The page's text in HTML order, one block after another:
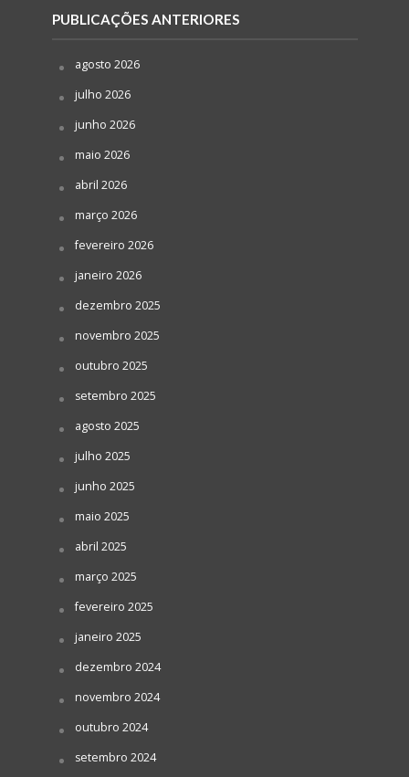
PUBLICAÇÕES ANTERIORES
agosto 2026
julho 2026
junho 2026
maio 2026
abril 2026
março 2026
fevereiro 2026
janeiro 2026
dezembro 2025
novembro 2025
outubro 2025
setembro 2025
agosto 2025
julho 2025
junho 2025
maio 2025
abril 2025
março 2025
fevereiro 2025
janeiro 2025
dezembro 2024
novembro 2024
outubro 2024
setembro 2024